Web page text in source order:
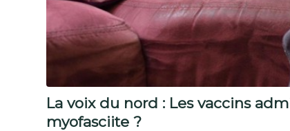
La voix du nord : Les vaccins
myofasciite ?